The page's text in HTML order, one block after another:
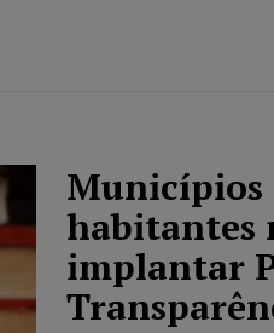
Municípios
habitantes
implantar